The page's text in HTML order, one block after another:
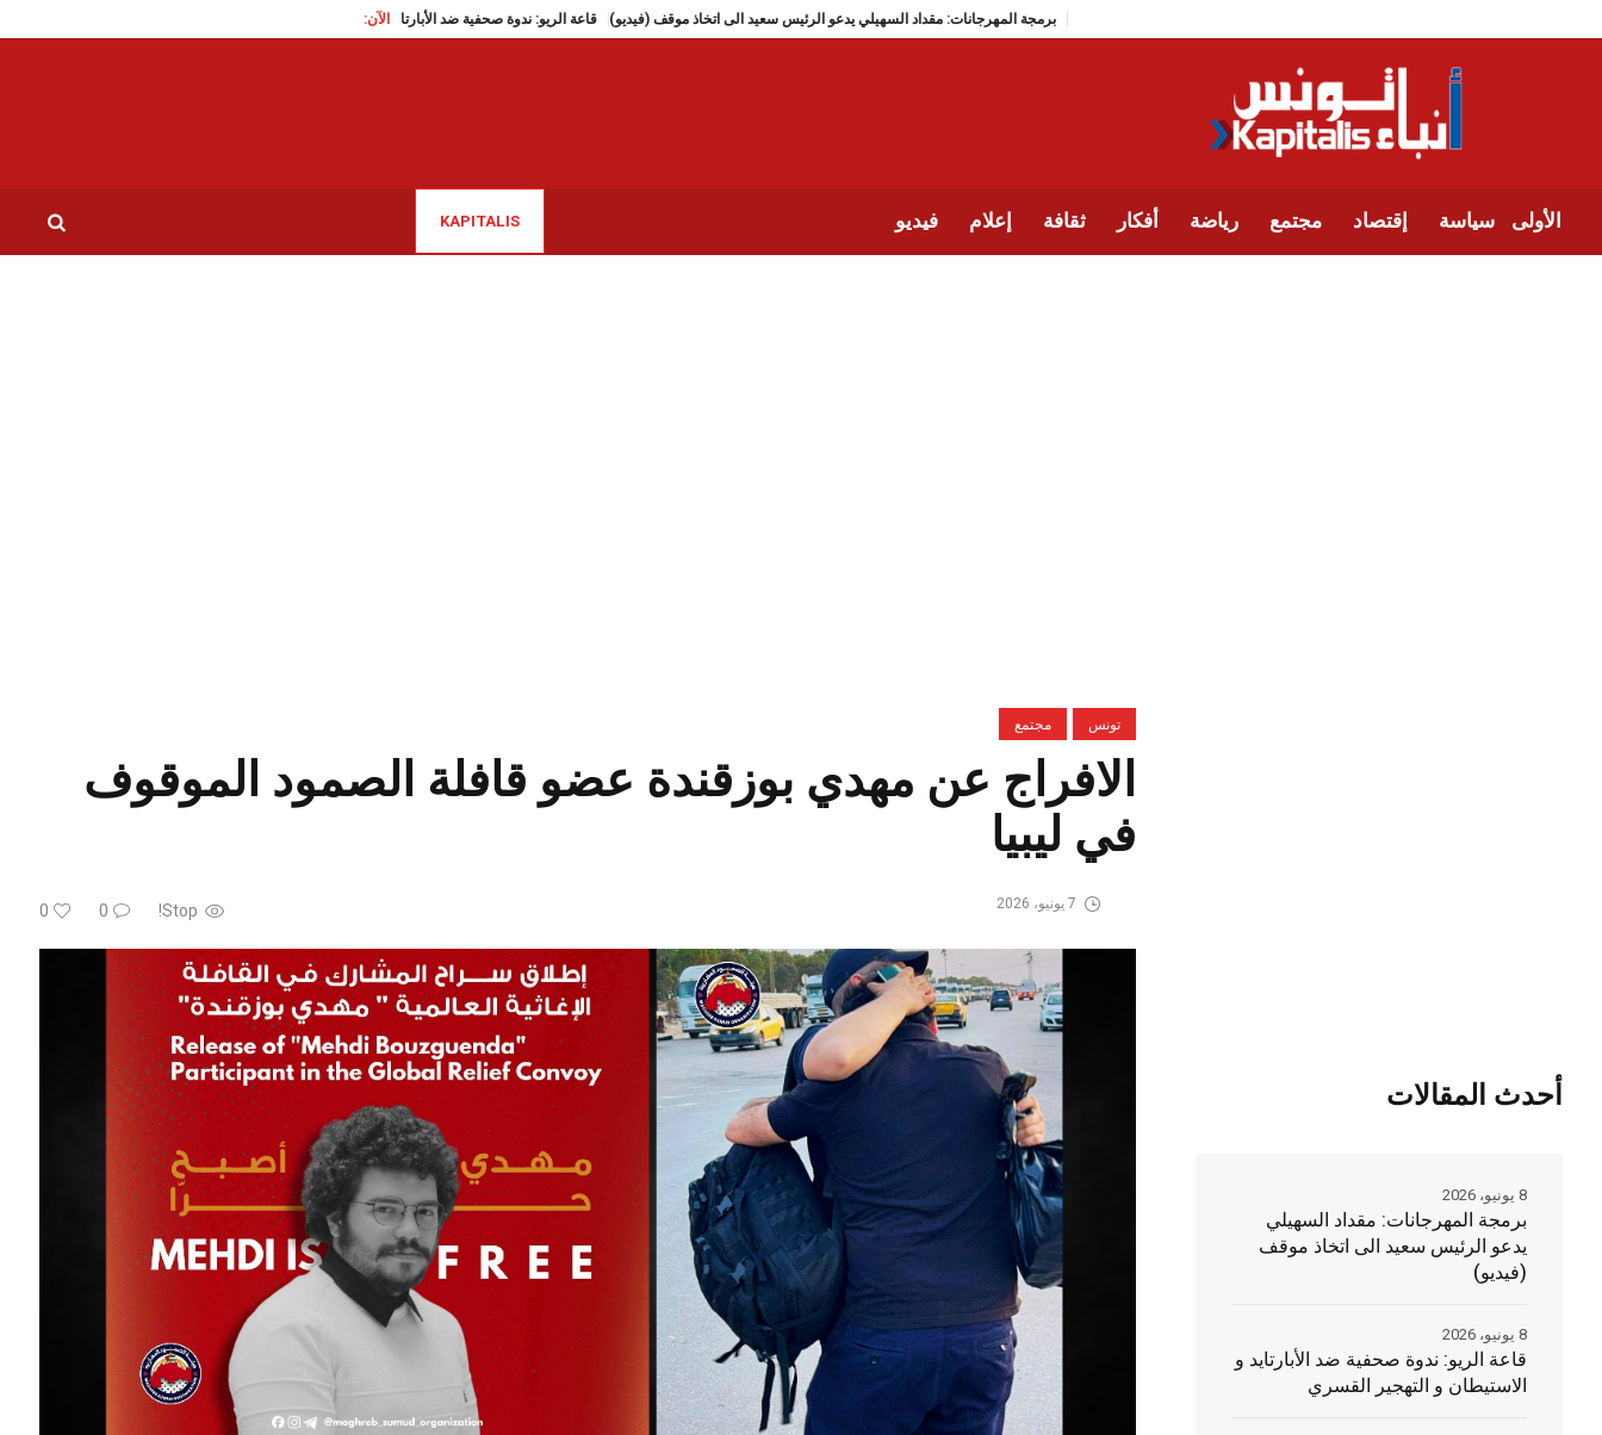
الآن: برمجة المهرجانات: مقداد السهيلي يدعو الرئيس سعيد الى اتخاذ موقف (فيديو) قاعة الريو: ندوة صحفية ضد الأبارتايد و الاستيطان و التهجير القسري
الأولى سياسة إقتصاد مجتمع رياضة أفكار ثقافة إعلام فيديو KAPITALIS
تونس مجتمع
الافراج عن مهدي بوزقندة عضو قافلة الصمود الموقوف
في ليبيا
Stop!
0
0 7 يونيو، 2026
أحدث المقالات
برمجة المهرجانات: مقداد السهيلي
يدعو الرئيس سعيد الى اتخاذ موقف
(فيديو)
8 يونيو، 2026
قاعة الريو: ندوة صحفية ضد الأبارتايد و
الاستيطان و التهجير القسري
8 يونيو، 2026